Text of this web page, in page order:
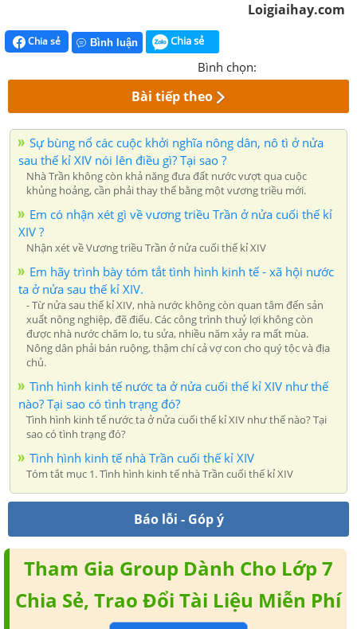
Loigiaihay.com
Chia sẻ Bình luận Chia sẻ
Bình chọn:
Bài tiếp theo
Sự bùng nổ các cuộc khởi nghĩa nông dân, nô tì ở nửa
sau thế kỉ XIV nói lên điều gì? Tại sao ?
Nhà Trần không còn khả năng đưa đất nước vượt qua cuộc
khủng hoảng, cần phải thay thế bằng một vương triều mới.
Em có nhận xét gì về vương triều Trần ở nửa cuối thế kỉ
XIV ?
Nhận xét về Vương triều Trần ở nửa cuối thế kỉ XIV
Em hãy trình bày tóm tắt tình hình kinh tế - xã hội nước
ta ở nửa sau thế kỉ XIV.
- Từ nửa sau thế kỉ XIV, nhà nước không còn quan tâm đến sản
xuất nông nghiệp, đẽ điểu. Các công trình thuỷ lợi không còn
được nhà nước chăm lo, tu sửa, nhiều năm xảy ra mất mùa.
Nông dân phải bán ruộng, thậm chí cả vợ con cho quý tộc và địa
chủ.
Tình hình kinh tế nước ta ở nửa cuối thế kỉ XIV như thế
nào? Tại sao có tình trạng đó?
Tình hình kinh tế nước ta ở nửa cuối thế kỉ XIV như thế nào? Tại
sao có tình trạng đó?
Tình hình kinh tế nhà Trần cuối thế kỉ XIV
Tóm tắt mục 1. Tình hình kinh tế nhà Trần cuối thế kỉ XIV
Báo lỗi - Góp ý
Tham Gia Group Dành Cho Lớp 7
Chia Sẻ, Trao Đổi Tài Liệu Miễn Phí